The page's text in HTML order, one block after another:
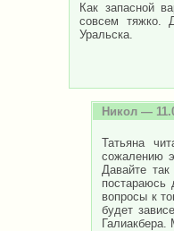
Как запасной
совсем тяжко.
Уральска.
Никол —
Татьяна
сожалению
Давайте
постараюсь
вопросы к
будет
Галиакбера.